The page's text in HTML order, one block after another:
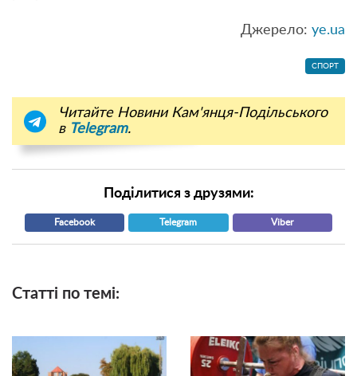
Джерело: ye.ua
СПОРТ
Читайте Новини Кам'янця-Подільського
в Telegram.
Поділитися з друзями:
Facebook Telegram Viber
Статті по темі: